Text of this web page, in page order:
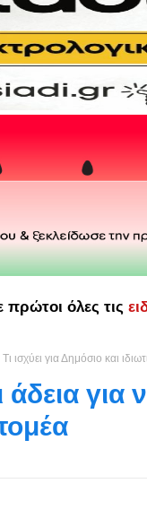
πρώτοι όλες τις
ισχύει για Δημόσιο και
άδεια